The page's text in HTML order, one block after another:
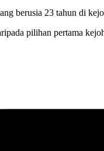
berusia 23 tahun di
pilihan pertama